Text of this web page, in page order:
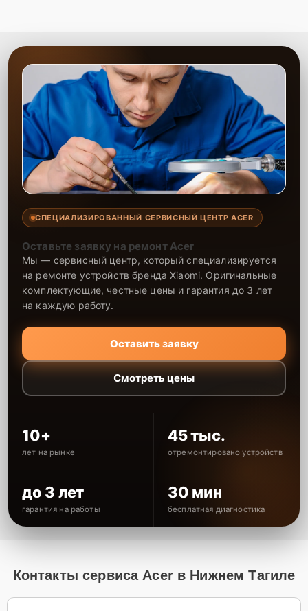
СПЕЦИАЛИЗИРОВАННЫЙ СЕРВИСНЫЙ ЦЕНТР ACER
Оставьте заявку на ремонт Acer
Мы — сервисный центр, который специализируется
на ремонте устройств бренда Xiaomi. Оригинальные
комплектующие, честные цены и гарантия до 3 лет
на каждую работу.
Оставить заявку
Смотреть цены
10+
лет на рынке
45 тыс.
отремонтировано устройств
до 3 лет
гарантия на работы
30 мин
бесплатная диагностика
Контакты сервиса Acer в Нижнем Тагиле